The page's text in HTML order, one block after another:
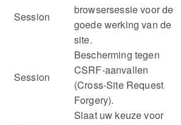
Session
browsersessie voor de
goede werking van de
site.
Session
Bescherming tegen
CSRF-aanvallen
(Cross-Site Request
Forgery).
Slaat uw keuze voor